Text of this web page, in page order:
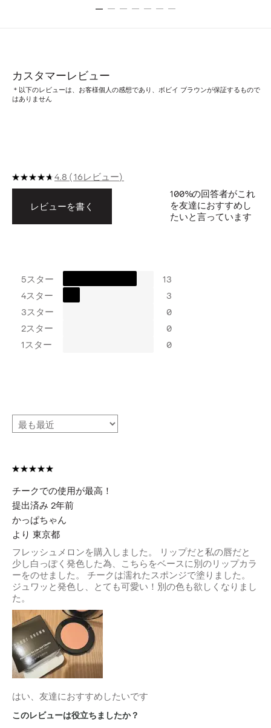
カスタマーレビュー
＊以下のレビューは、お客様個人の感想であり、ボビイ ブラウンが保証するもので
はありません
4.8 16レビュー
レビューを書く
100%の回答者がこれ
を友達におすすめし
たいと言っています
5スター
13
4スター
3
3スター
0
2スター
0
1スター
0
チークでの使用が最高！
提出済み 2年前
かっぱちゃん
より 東京都
フレッシュメロンを購入しました。 リップだと私の唇だと
少し白っぽく発色した為、こちらをベースに別のリップカラ
ーをのせました。 チークは濡れたスポンジで塗りました。
ジュワッと発色し、とても可愛い！別の色も欲しくなりまし
た。
はい、友達におすすめしたいです
このレビューは役立ちましたか？